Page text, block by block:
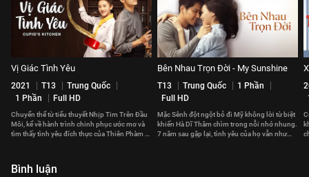
Vị Giác Tình Yêu
2021 T13
Trung Quốc
1 Phần
Full HD
Chuyển thể từ tiểu thuyết Nhịp Tim Trên Đầu
Môi, kể về hành trình chinh phục ước mơ và
tìm thấy tình yêu đích thực của Thiên Phàm và
Bên Nhau Trọn Đời - My Sunshine
T13 Trung Quốc
1 Phần
Full HD
Mặc Sênh đột ngột bỏ đi Mỹ không lời từ biệt
khiến Hà Dĩ Thâm chìm trong nỗi nhớ nhung.
7 năm sau gặp lại, tình yêu của họ vẫn như
Bình luận